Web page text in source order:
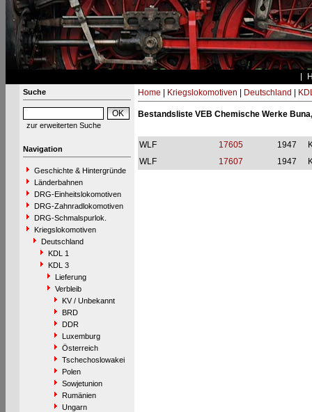
Suche
zur erweiterten Suche
Navigation
Geschichte & Hintergründe
Länderbahnen
DRG-Einheitslokomotiven
DRG-Zahnradlokomotiven
DRG-Schmalspurlok.
Kriegslokomotiven
Deutschland
KDL 1
KDL 3
Lieferung
Verbleib
KV / Unbekannt
BRD
DDR
Luxemburg
Österreich
Tschechoslowakei
Polen
Sowjetunion
Rumänien
Ungarn
Home Kriegslokomotiven Deutschland
Bestandsliste VEB Chemische Werke
WLF 17605 1947
WLF
17607 1947